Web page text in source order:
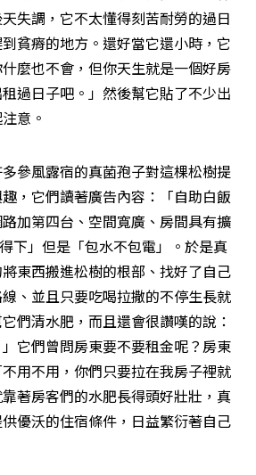
失調，它不太懂得刻苦耐勞的過日
貧瘠的地方。還好當它還小時，它
麼也不會，但你天生就是一個好房
過日子吧。」然後幫它貼了不少出
意。
參風露宿的真菌孢子對這棵松樹提
，它們讀著廣告內容：「自助白飯
加第四台、空間寬廣、房間具有擴
下」但是「包水不包電」。於是真
東西搬進松樹的根部、找好了自己
、並且只要吃喝拉撒的不停生長就
們清水肥，而且還會很讚嘆的說：
」它們曾問房東要不要租金呢？房東
用不用，你們只要拉在我房子裡就
著房客們的水肥長得頭好壯壯，真
優沃的住宿條件，日益繁衍著自己